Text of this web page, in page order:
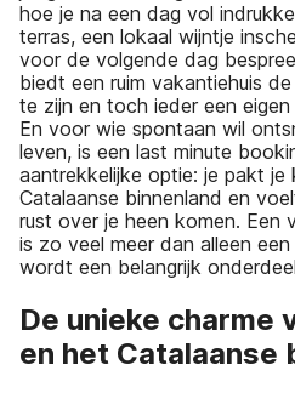
hoe je na een dag vol
terras, een lokaal wijntje
voor de volgende dag
biedt een ruim vakantiehuis
te zijn en toch ieder een
En voor wie spontaan wil
leven, is een last minute
aantrekkelijke optie: je pakt
Catalaanse binnenland en
rust over je heen komen. Een
is zo veel meer dan alleen
wordt een belangrijk
De unieke charme
en het Catalaanse